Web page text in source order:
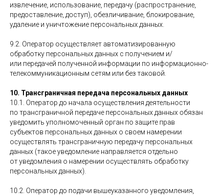
извлечение, использование, передачу (распространение,
предоставление, доступ), обезличивание, блокирование,
удаление и уничтожение персональных данных.
9.2. Оператор осуществляет автоматизированную
обработку персональных данных с получением и/
или передачей полученной информации по информационно-
телекоммуникационным сетям или без таковой.
10. Трансграничная передача персональных данных
10.1. Оператор до начала осуществления деятельности
по трансграничной передаче персональных данных обязан
уведомить уполномоченный орган по защите прав
субъектов персональных данных о своем намерении
осуществлять трансграничную передачу персональных
данных (такое уведомление направляется отдельно
от уведомления о намерении осуществлять обработку
персональных данных).
10.2. Оператор до подачи вышеуказанного уведомления,